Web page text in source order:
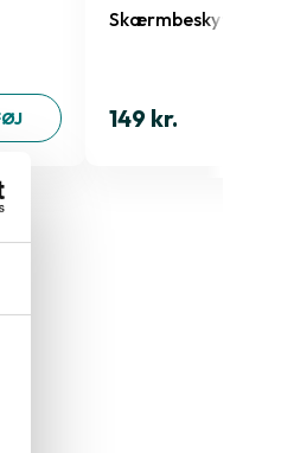
Skærmbeskyttelse
149 kr.